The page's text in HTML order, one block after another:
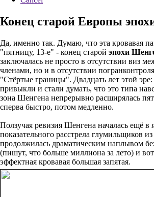
Конец старой Европы
Да, именно так. Думаю, что эта кровавая
"пятницу, 13-е" - конец старой эпохи
заключалась не просто в отсутствии виз
членами, но и в отсутствии
"Стёртые границы". Двадцать лет этой
привыкли и стали думать, что это типа
зона Шенгена непрерывно расширялась
сперва быстро, потом медленно.
Ползучая ревизия Шенгена началась ещё в
показательного расстрела глумильщиков
продолжилась драматическим наплывом
(пишут, что больше миллиона за лето) и
эффектная кровавая большая запятая.